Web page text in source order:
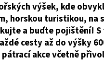
výšek, kde
horskou turistikou, na
a buďte pojištění!
cesty až do výšky
akce včetně